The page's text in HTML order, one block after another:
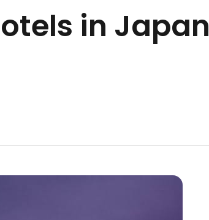
in Japan